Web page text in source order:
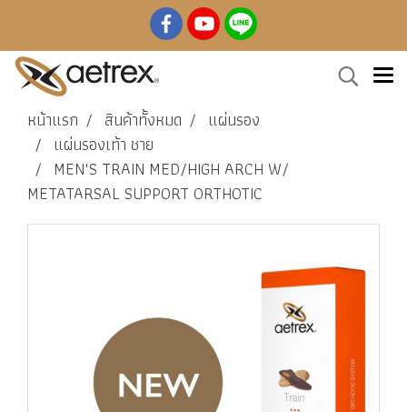
หน้าแรก สินค้าทั้งหมด
แผ่นรอง
แผ่นรองเท้า ชาย
MEN'S TRAIN MED/HIGH ARCH W/
METATARSAL SUPPORT ORTHOTIC